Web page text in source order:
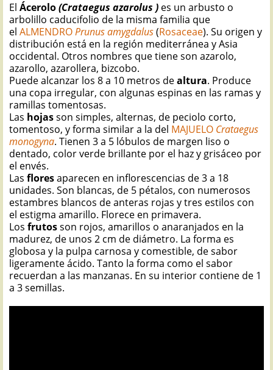
El Ácerolo(Crataegus azarolus ) es un arbusto o
arbolillo caducifolio de la misma familia que
el ALMENDROPrunus amygdalus(Rosaceae). Su origen y
distribución está en la región mediterránea y Asia
occidental. Otros nombres que tiene son azarolo,
azarollo, azarollera, bizcobo.
Puede alcanzar los 8 a 10 metros dealtura. Produce
una copa irregular, con algunas espinas en las ramas y
ramillas tomentosas.
Las hojasson simples, alternas, de peciolo corto,
tomentoso, y forma similar a la del MAJUELO Crataegus
monogyna. Tienen 3 a 5 lóbulos de margen liso o
dentado, color verde brillante por el haz y grisáceo por
el envés.
Las floresaparecen en inflorescencias de 3 a 18
unidades. Son blancas, de 5 pétalos, con numerosos
estambres blancos de anteras rojas y tres estilos con
el estigma amarillo. Florece en primavera.
Los frutosson rojos, amarillos o anaranjados en la
madurez, de unos 2 cm de diámetro. La forma es
globosa y la pulpa carnosa y comestible, de sabor
ligeramente ácido. Tanto la forma como el sabor
recuerdan a las manzanas. En su interior contiene de 1
a 3 semillas.